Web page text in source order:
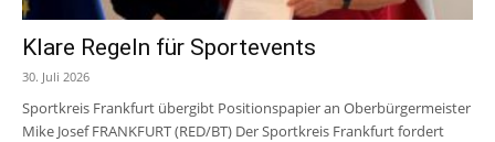
Klare Regeln für Sportevents
30. Juli 2026
Sportkreis Frankfurt übergibt Positionspapier an Oberbürgermeister
Mike Josef FRANKFURT (RED/BT) Der Sportkreis Frankfurt fordert